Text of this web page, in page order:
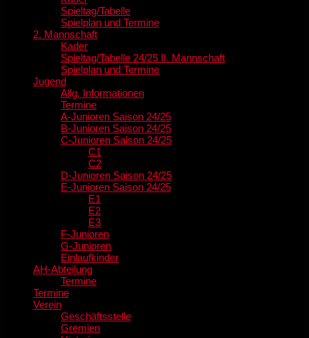
Spieltag/Tabelle
Spielplan und Termine
2. Mannschaft
Kader
Spieltag/Tabelle 24/25 II. Mannschaft
Spielplan und Termine
Jugend
Allg. Informationen
Termine
A-Junioren Saison 24/25
B-Junioren Saison 24/25
C-Junioren Saison 24/25
C1
C2
D-Junioren Saison 24/25
E-Junioren Saison 24/25
E1
E2
E3
F-Junioren
G-Junioren
Einlaufkinder
AH-Abteilung
Termine
Termine
Verein
Geschäftsstelle
Gremien